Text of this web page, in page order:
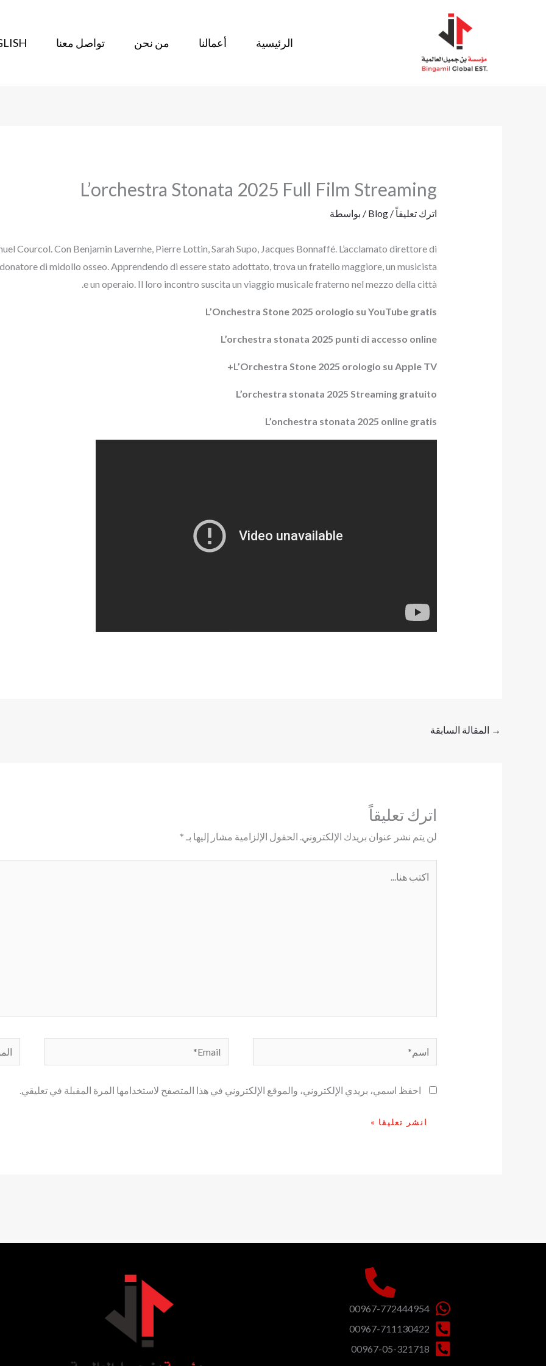
الرئيسية أعمالنا من نحن تواصل معنا
L’orchestra Stonata 2025 Full Film Streaming
اترك تعليقاً /
Blog / بواسطة
Courcol. Con Benjamin Lavernhe, Pierre Lottin, Sarah Supo, Jacques Bonnaffé. L’acclamato direttore di
di midollo osseo. Apprendendo di essere stato adottato, trova un fratello maggiore, un musicista
e un operaio. Il loro incontro suscita un viaggio musicale fraterno nel mezzo della città.
L’Onchestra Stone 2025 orologio su YouTube gratis
L’orchestra stonata 2025 punti di accesso online
L’Orchestra Stone 2025 orologio su Apple TV+
L’orchestra stonata 2025 Streaming gratuito
L’onchestra stonata 2025 online gratis
→ المقالة السابقة
اترك تعليقاً
لن يتم نشر عنوان بريدك الإلكتروني. الحقول الإلزامية مشار إليها بـ *
اسم* Email*
احفظ اسمي، بريدي الإلكتروني، والموقع الإلكتروني في هذا المتصفح لاستخدامها المرة المقبلة في تعليقي.
00967-772444954
00967-711130422
00967-05-321718